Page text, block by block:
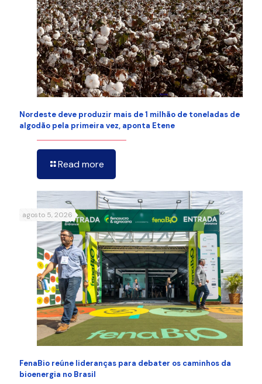
Nordeste deve produzir mais de 1 milhão de toneladas de
algodão pela primeira vez, aponta Etene
Read more
agosto 5, 2026
FenaBio reúne lideranças para debater os caminhos da
bioenergia no Brasil